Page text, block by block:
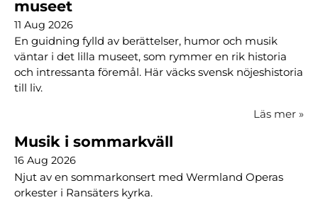
museet
11 Aug 2026
En guidning fylld av berättelser, humor och musik
väntar i det lilla museet, som rymmer en rik historia
och intressanta föremål. Här väcks svensk nöjeshistoria
till liv.
Läs mer »
Musik i sommarkväll
16 Aug 2026
Njut av en sommarkonsert med Wermland Operas
orkester i Ransäters kyrka.